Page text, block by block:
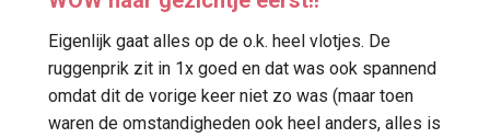
Eigenlijk gaat alles op de o.k. heel vlotjes. De
ruggenprik zit in 1x goed en dat was ook spannend
omdat dit de vorige keer niet zo was (maar toen
waren de omstandigheden ook heel anders, alles is